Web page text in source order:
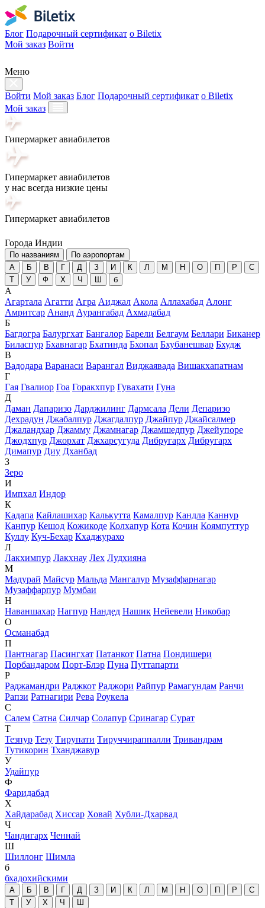
Блог Подарочный сертификат о Biletix
Мой заказ Войти
Меню
Войти Мой заказ Блог Подарочный сертификат о Biletix
Мой заказ
Гипермаркет авиабилетов
Гипермаркет авиабилетов
у нас всегда низкие цены
Гипермаркет авиабилетов
Города Индии
По названиям
По аэропортам
А
Б В Г Д З И К Л М Н О П Р
С
Т
У Ф Х Ч Ш б
А
Агартала Агатти Агра Аиджал Акола Аллахабад Алонг
Амритсар Ананд Аурангабад Ахмадабад
Б
Багдогра Балургхат Бангалор Барели Белгаум Беллари Биканер
Биласпур Бхавнагар Бхатинда Бхопал Бхубанешвар Бхудж
В
Вадодара Варанаси Варангал Виджаявада Вишакхапатнам
Г
Гая Гвалиор Гоа Горакхпур Гувахати Гуна
Д
Даман Дапаризо Дарджилинг Дармсала Дели Депаризо
Дехрадун Джабалпур Джагдалпур Джайпур Джайсалмер
Джаландхар Джамму Джамнагар Джамшедпур Джейупоре
Джодхпур Джорхат Джхарсугуда Дибругарх Дибругарх
Димапур Диу Дханбад
З
Зеро
И
Импхал Индор
К
Кадапа Кайлашихар Калькутта Камалпур Кандла Каннур
Канпур Кешод Кожикоде Колхапур Кота Кочин Коямпуттур
Куллу Куч-Бехар Кхаджурахо
Л
Лакхимпур Лакхнау Лех Лудхияна
М
Мадурай Майсур Мальда Мангалур Музаффарнагар
Музаффарпур Мумбаи
Н
Наваншахар Нагпур Нандед Нашик Нейевели Никобар
О
Османабад
П
Пантнагар Пасингхат Патанкот Патна Пондишери
Порбандаром Порт-Блэр Пуна Путтапарти
Р
Раджамандри Раджкот Раджори Райпур Рамагундам Ранчи
Рапзи Ратнагири Рева Роукела
С
Салем Сатна Силчар Солапур Сринагар Сурат
Т
Тезпур Тезу Тирупати Тируччираппалли Тривандрам
Тутикорин Тханджавур
У
Удайпур
Ф
Фаридабад
Х
Хайдарабад Хиссар Ховай Хубли-Дхарвад
Ч
Чандигарх Ченнай
Ш
Шиллонг Шимла
б
бхадохийскими
А Б В Г Д З И К Л М Н О П Р
С
Т
У Х Ч Ш